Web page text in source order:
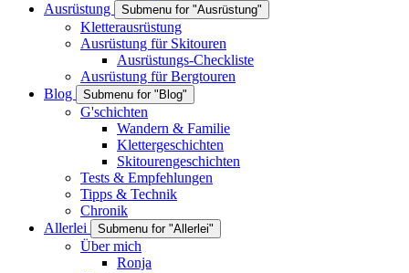
Ausrüstung
Submenu for "Ausrüstung"
Kletterausrüstung
Ausrüstung für Skitouren
Ausrüstungs-Checkliste
Ausrüstung für Bergtouren
Blog
Submenu for "Blog"
G'schichten
Wandern & Familie
Klettergeschichten
Skitourengeschichten
Tests & Empfehlungen
Tipps & Technik
Chronik
Allerlei
Submenu for "Allerlei"
Über mich
Ronja